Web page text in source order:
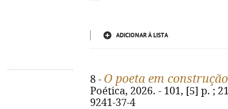
ADICIONAR À LISTA
8 - O poeta em construção
Poética, 2026. - 101, [5] p. ;
9241-37-4